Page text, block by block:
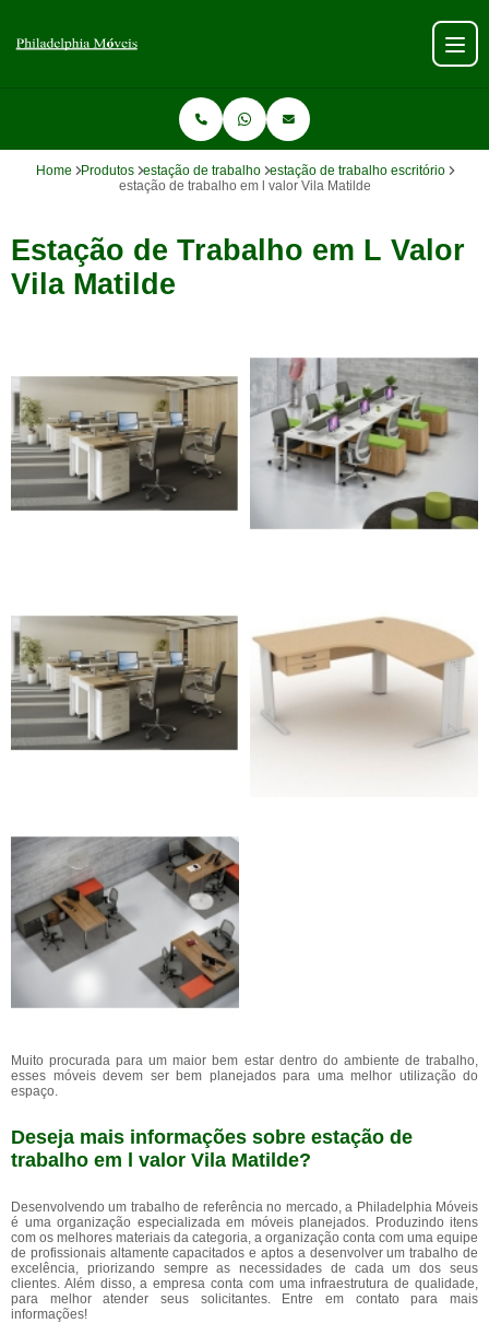
Home Produtos estação de trabalho estação de trabalho escritório
estação de trabalho em l valor Vila Matilde
Estação de Trabalho em L Valor
Vila Matilde
Muito procurada para um maior bem estar dentro do ambiente de trabalho,
esses móveis devem ser bem planejados para uma melhor utilização do
espaço.
Deseja mais informações sobre estação de
trabalho em l valor Vila Matilde?
Desenvolvendo um trabalho de referência no mercado, a Philadelphia Móveis
é uma organização especializada em móveis planejados. Produzindo itens
com os melhores materiais da categoria, a organização conta com uma equipe
de profissionais altamente capacitados e aptos a desenvolver um trabalho de
excelência, priorizando sempre as necessidades de cada um dos seus
clientes. Além disso, a empresa conta com uma infraestrutura de qualidade,
para melhor atender seus solicitantes. Entre em contato para mais
informações!